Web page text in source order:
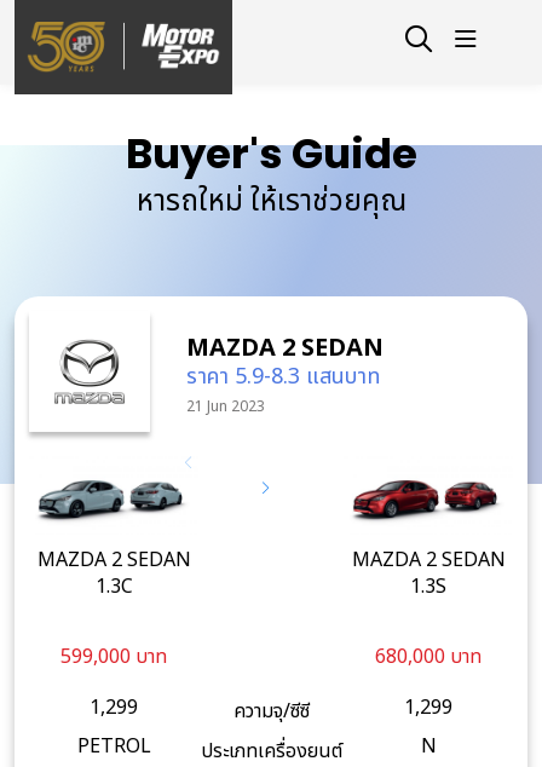
Buyer's Guide
หารถใหม่ ให้เราช่วยคุณ
MAZDA 2 SEDAN
ราคา 5.9-8.3 แสนบาท
21 Jun 2023
MAZDA 2 SEDAN
1.3C
599,000 บาท
1,299
PETROL
MAZDA 2 SEDAN
1.3S
680,000 บาท
1,299
N
ความจุ/ซีซี
ประเภทเครื่องยนต์